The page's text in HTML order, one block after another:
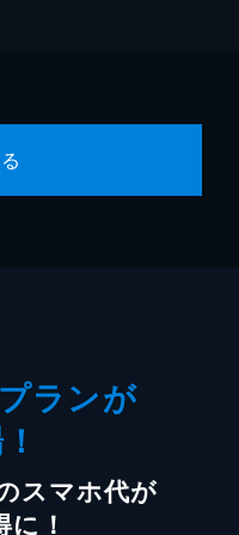
ランが
スマホ代が
！